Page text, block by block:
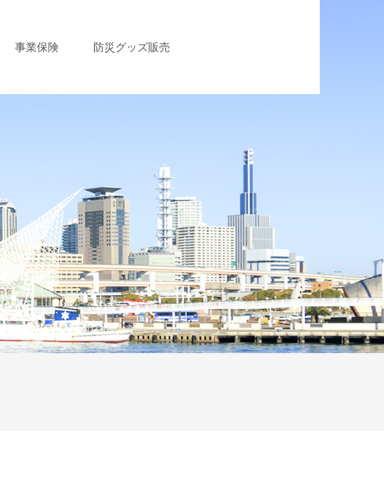
事業保険 防災グッズ販売